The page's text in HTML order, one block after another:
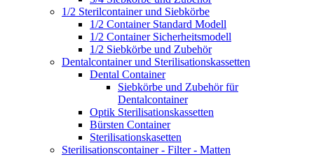
1/2 Sterilcontainer und Siebkörbe
1/2 Container Standard Modell
1/2 Container Sicherheitsmodell
1/2 Siebkörbe und Zubehör
Dentalcontainer und Sterilisationskassetten
Dental Container
Siebkörbe und Zubehör für
Dentalcontainer
Optik Sterilisationskassetten
Bürsten Container
Sterilisationskasetten
Sterilisationscontainer - Filter - Matten